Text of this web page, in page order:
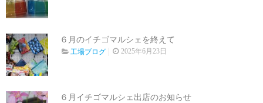
６月のイチゴマルシェを終えて
工場ブログ 2025年6月23日
６月イチゴマルシェ出店のお知らせ